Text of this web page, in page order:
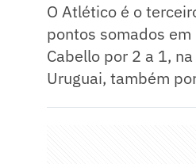
O Atlético é o
pontos somados
Cabello por 2 a 1,
Uruguai, também